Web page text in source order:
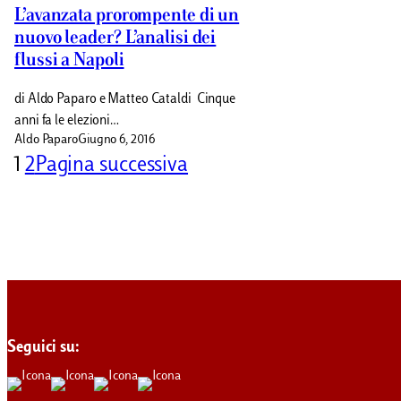
L’avanzata prorompente di un
nuovo leader? L’analisi dei
flussi a Napoli
di Aldo Paparo e Matteo Cataldi Cinque
anni fa le elezioni…
Aldo PaparoGiugno 6, 2016
1 2Pagina successiva
Seguici su: